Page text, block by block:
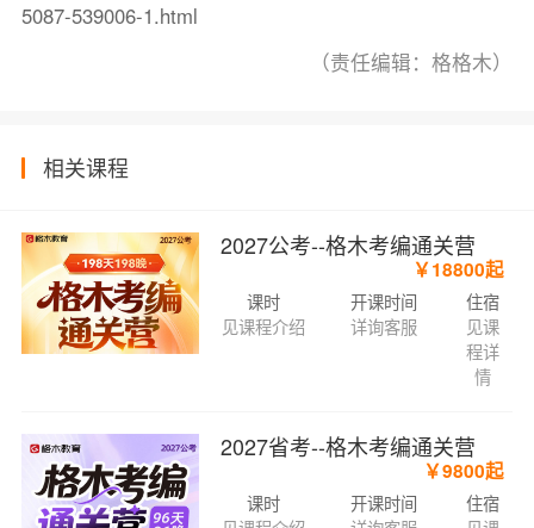
5087-539006-1.html
（责任编辑：格格木）
相关课程
2027公考--格木考编通关营
￥18800起
课时
见课程介绍
开课时间
详询客服
住宿
见课
程详
情
2027省考--格木考编通关营
￥9800起
课时
开课时间
住宿